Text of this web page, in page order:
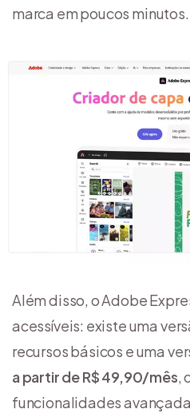
marca em poucos minutos.
Além disso, o Adobe
acessíveis: existe uma
recursos básicos e uma
a partir de R$ 49,90/mês,
funcionalidades